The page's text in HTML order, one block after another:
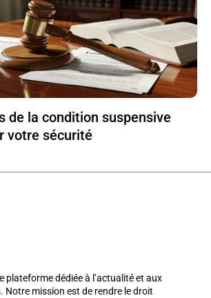
de la condition suspensive
votre sécurité
plateforme dédiée à l’actualité et aux
Notre mission est de rendre le droit